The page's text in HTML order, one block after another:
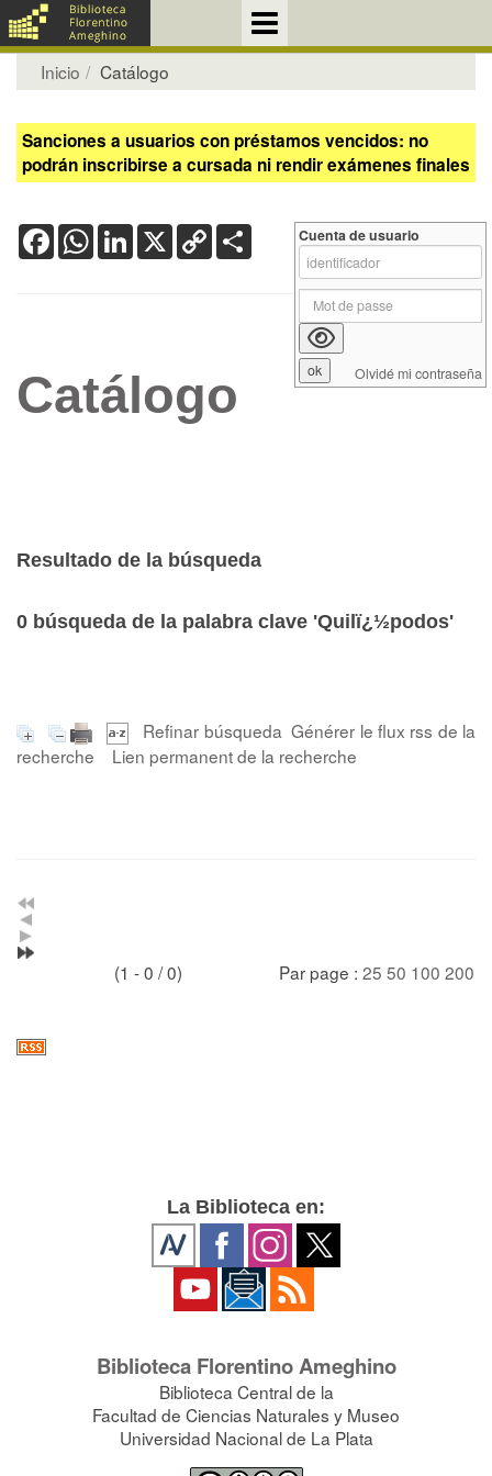
Inicio Catálogo
Sanciones a usuarios con préstamos vencidos: no
podrán inscribirse a cursada ni rendir exámenes finales
FacebookWhatsApp
LinkedIn
X Copy
Link
Catálogo
Resultado de la búsqueda
0 búsqueda de la palabra clave 'Quilï¿½podos'
Refinar búsqueda Générer le flux rss de la
recherche
Lien permanent de la recherche
(1 - 0 / 0) Par page : 25 50 100 200
Cuenta de usuario
Olvidé mi contraseña
La Biblioteca en:
Biblioteca Florentino Ameghino
Biblioteca Central de la
Facultad de Ciencias Naturales y Museo
Universidad Nacional de La Plata